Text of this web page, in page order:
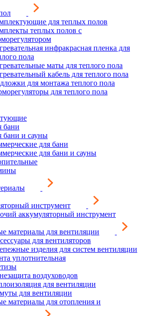
для теплых полов
теплых полов с
инфракрасная пленка для
пола
маты для теплого пола
кабель для теплого пола
для монтажа теплого пола
для теплого пола
бани
бани и сауны
для бани
для бани и сауны
инструмент
аккумуляторный инструмент
материалы для вентиляции
для вентиляторов
изделия для систем вентиляции
уплотнительная
воздуховодов
для вентиляции
для вентиляции
материалы для отопления и